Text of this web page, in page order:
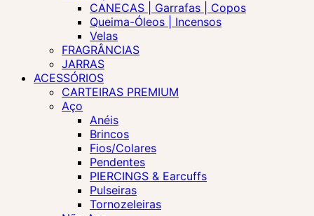
CANECAS | Garrafas | Copos
Queima-Óleos | Incensos
Velas
FRAGRÂNCIAS
JARRAS
ACESSÓRIOS
CARTEIRAS PREMIUM
Aço
Anéis
Brincos
Fios/Colares
Pendentes
PIERCINGS & Earcuffs
Pulseiras
Tornozeleiras